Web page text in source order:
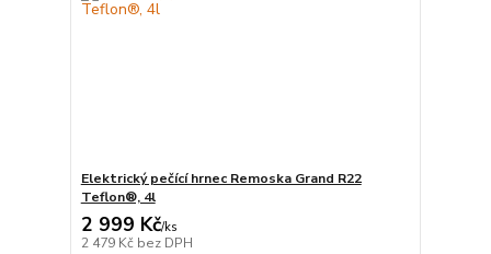
Elektrický pečící hrnec Remoska Grand R22
Teflon®, 4l
2 999 Kč/ks
2 479 Kč bez DPH